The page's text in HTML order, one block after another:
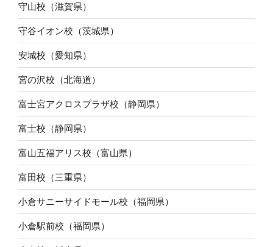
守山校（滋賀県）
守谷イオン校（茨城県）
安城校（愛知県）
宮の沢校（北海道）
富士宮アクロスプラザ校（静岡県）
富士校（静岡県）
富山五福アリス校（富山県）
富田校（三重県）
小倉サニーサイドモール校（福岡県）
小倉駅前校（福岡県）